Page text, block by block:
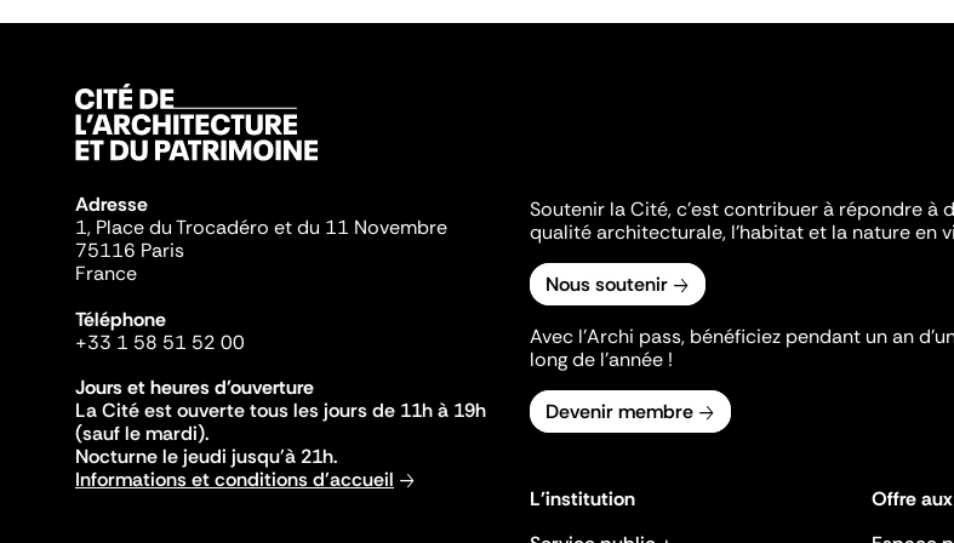
Adresse
1, Place du Trocadéro et du 11 Novembre
75116 Paris
France
Téléphone
+33 1 58 51 52 00
Jours et heures d'ouverture
La Cité est ouverte tous les jours de 11h à 19h
(sauf le mardi).
Nocturne le jeudi jusqu'à 21h.
Informations et conditions d'accueil
Soutenir la Cité, c'est contribuer à répondre à
qualité architecturale, l'habitat et la nature en
Nous soutenir
Avec l’Archi pass, bénéficiez pendant un an
long de l’année !
Devenir membre
L'institution
Offre